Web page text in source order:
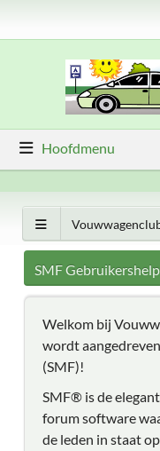
Hoofdmenu
SMF Gebruikershelp
Welkom bij
wordt
(SMF)!
SMF® is de
forum software
de leden in staat